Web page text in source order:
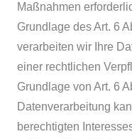
Maßnahmen
Grundlage des Art. 6
verarbeiten wir Ihre
einer rechtlichen
Grundlage von Art. 6
Datenverarbeitung
berechtigten